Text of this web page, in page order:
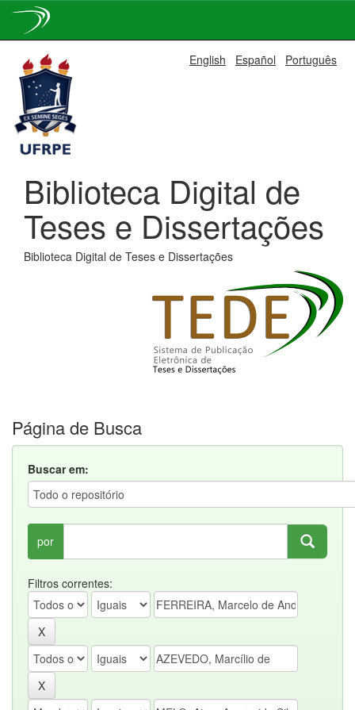
navigation
English Español Português
Biblioteca Digital de
Teses e Dissertações
Biblioteca Digital de Teses e Dissertações
Página de Busca
Buscar em:
por
Filtros correntes: